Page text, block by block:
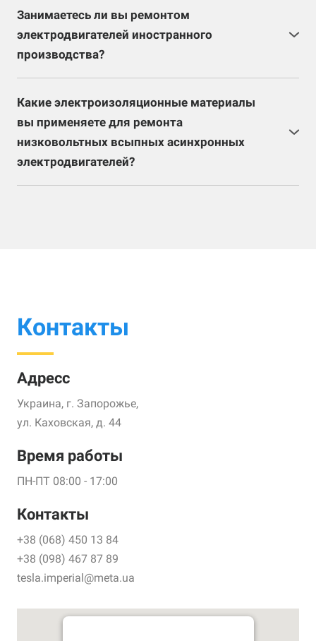
зависимости от размеров, ремонт вала
(перепрессовка) может занять определенное время
на подборку материалов.
Занимаетесь ли вы ремонтом
электродвигателей иностранного
производства?
далеко не все электродвигатели импортного
производства технически возможно восстановить
ввиду особенностей их конструкции и технического
исполнения. Только после полной разборки и
дефектовки можно определить целесообразно ли
Какие электроизоляционные материалы
вы применяете для ремонта
низковольтных всыпных асинхронных
электродвигателей?
Контакты
Адресс
Украина, г. Запорожье,
ул. Каховская, д. 44
Время работы
ПН-ПТ 08:00 - 17:00
Контакты
+38 (068) 450 13 84
+38 (098) 467 87 89
tesla.imperial@meta.ua